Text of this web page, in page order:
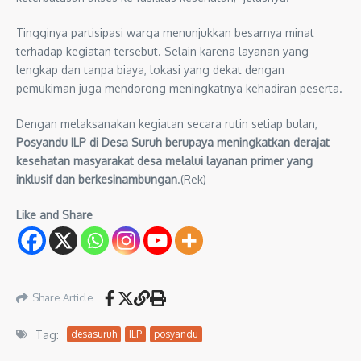
Tingginya partisipasi warga menunjukkan besarnya minat
terhadap kegiatan tersebut. Selain karena layanan yang
lengkap dan tanpa biaya, lokasi yang dekat dengan
pemukiman juga mendorong meningkatnya kehadiran peserta.
Dengan melaksanakan kegiatan secara rutin setiap bulan,
Posyandu ILP di Desa Suruh berupaya meningkatkan derajat
kesehatan masyarakat desa melalui layanan primer yang
inklusif dan berkesinambungan.(Rek)
Like and Share
Share Article
Tag: desasuruh ILP posyandu